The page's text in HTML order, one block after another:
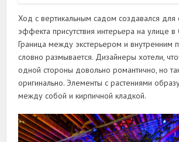
Ход с вертикальным садом создавался
эффекта присутствия интерьера на улице
Граница между экстерьером и внутренним
словно размывается. Дизайнеры хотели,
одной стороны довольно романтично, но
оригинально. Элементы с растениями
между собой и кирпичной кладкой.